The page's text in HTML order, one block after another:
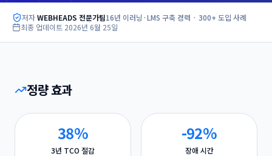
저자WEBHEADS 전문가팀16년 이러닝·LMS 구축 경력 · 300+ 도입 사례
최종 업데이트 2026년 6월 25일
정량 효과
38%
3년 TCO 절감
-92%
장애 시간